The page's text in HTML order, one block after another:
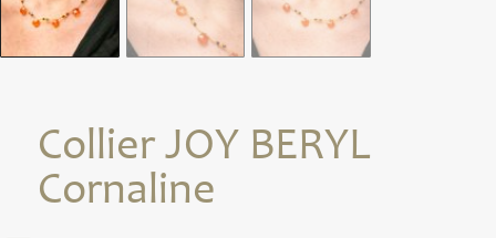
Collier JOY BERYL
Cornaline